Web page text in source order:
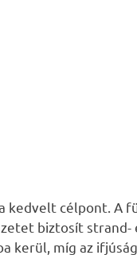
kedvelt célpont. A
biztosít
míg az